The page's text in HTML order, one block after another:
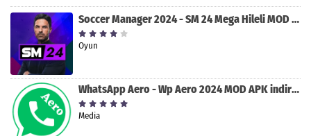
Soccer Manager 2024 - SM 24 Mega Hileli MOD APK indir [v3.0.0]
Oyun
WhatsApp Aero - Wp Aero 2024 MOD APK indir [v10.0.2]
Media